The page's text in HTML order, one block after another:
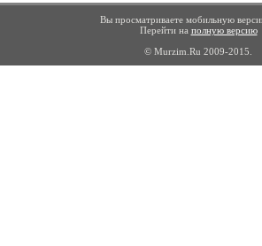
Вы просматриваете мобильную
Перейти на полную версию
© Murzim.Ru 2009-2015.